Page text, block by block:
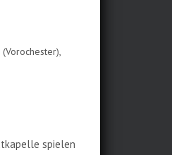
spielen